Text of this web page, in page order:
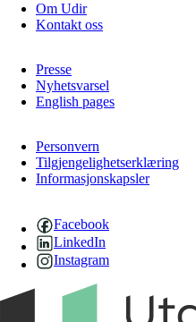
Om Udir
Kontakt oss
Presse
Nyhetsvarsel
English pages
Personvern
Tilgjengelighetserklæring
Informasjonskapsler
Facebook
LinkedIn
Instagram